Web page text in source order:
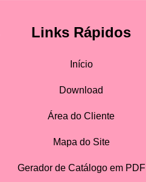
Links Rápidos
Início
Download
Área do Cliente
Mapa do Site
Gerador de Catálogo em PDF